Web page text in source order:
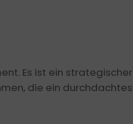
Es ist ein strategischer
die ein durchdachtes